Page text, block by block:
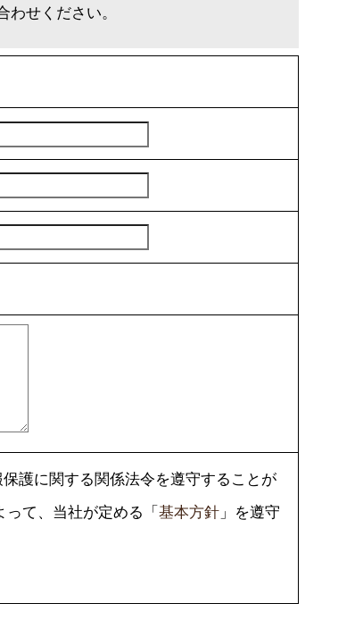
せください。
護に関する関係法令を遵守することが
て、当社が定める「基本方針 」を遵守